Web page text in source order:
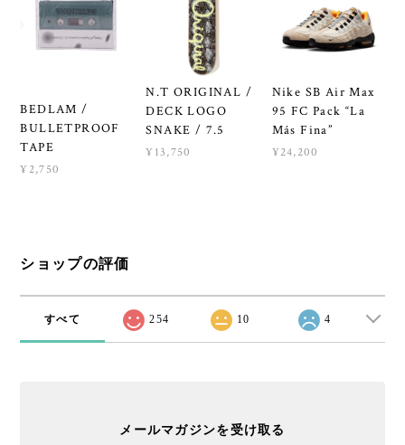
BEDLAM /
BULLETPROOF
TAPE
¥2,750
N.T ORIGINAL /
DECK LOGO
SNAKE / 7.5
¥13,750
Nike SB Air Max
95 FC Pack “La
Más Fina”
¥24,200
ショップの評価
すべて 254 10 4
メールマガジンを受け取る